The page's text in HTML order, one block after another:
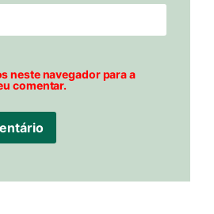
neste navegador para a
comentar.